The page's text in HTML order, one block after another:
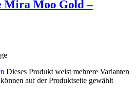
Mira Moo Gold –
Dieses Produkt weist mehrere Varianten
auf der Produktseite gewählt